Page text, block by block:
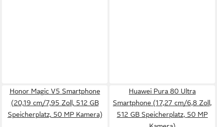
Honor Magic V5 Smartphone
(20,19 cm/7,95 Zoll, 512 GB
Speicherplatz, 50 MP Kamera)
Huawei Pura 80 Ultra
Smartphone (17,27 cm/6,8 Zoll,
512 GB Speicherplatz, 50 MP